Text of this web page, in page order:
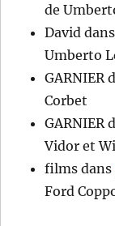
de
David dans
Umberto
GARNIER
Corbet
GARNIER
Vidor et
films dans
Ford